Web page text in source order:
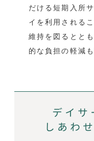
だける短期入所
イを利用される
維持を図るとと
的な負担の軽減
デイサ
しあわ